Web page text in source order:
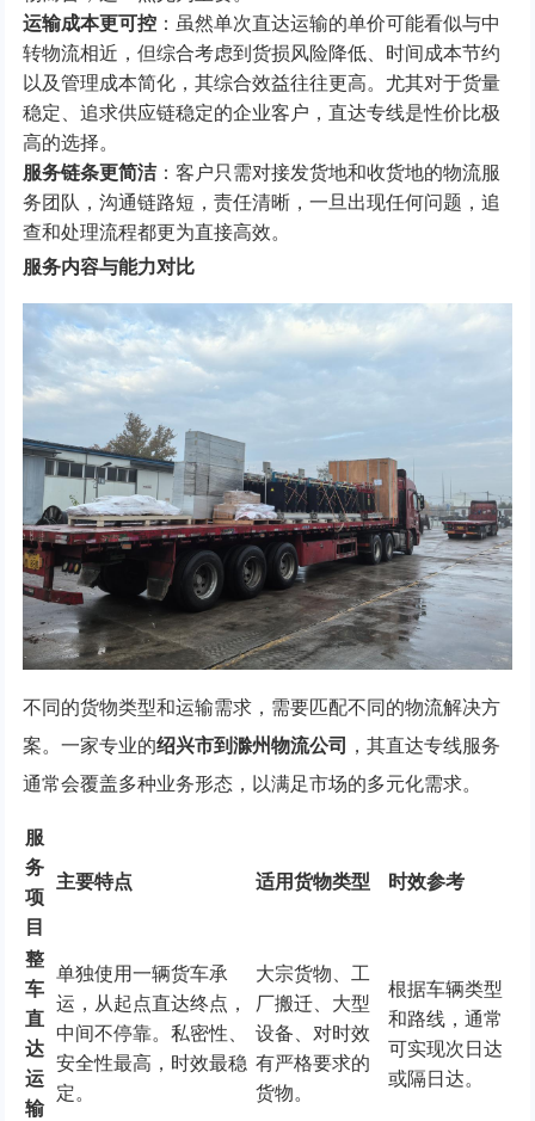
运输成本更可控 ：虽然单次直达运输的单价可能看似与中
转物流相近，但综合考虑到货损风险降低、时间成本节约
以及管理成本简化，其综合效益往往更高。尤其对于货量
稳定、追求供应链稳定的企业客户，直达专线是性价比极
高的选择。
服务链条更简洁：客户只需对接发货地和收货地的物流服
务团队，沟通链路短，责任清晰，一旦出现任何问题，追
查和处理流程都更为直接高效。
服务内容与能力对比
不同的货物类型和运输需求，需要匹配不同的物流解决方
案。一家专业的绍兴市到滁州物流公司 ，其直达专线服务
通常会覆盖多种业务形态，以满足市场的多元化需求。
服
务
项
目
主要特点 适用货物类型 时效参考
整
车
直
达
运
输
单独使用一辆货车承
运，从起点直达终点，
中间不停靠。私密性、
安全性最高，时效最稳
定。
大宗货物、工
厂搬迁、大型
设备、对时效
有严格要求的
货物。
根据车辆类型
和路线，通常
可实现次日达
或隔日达。